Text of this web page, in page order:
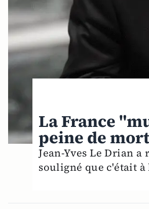
La France
peine de
Jean-Yves Le Drian
souligné que c'était